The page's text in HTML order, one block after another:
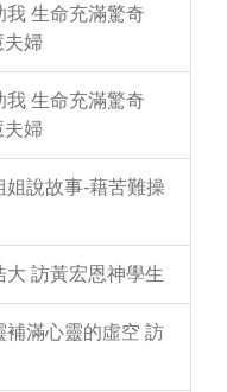
我 生命充滿驚奇
夫婦
我 生命充滿驚奇
夫婦
說故事-藉苦難操
訪黃宏恩神學生
滿心靈的虛空 訪